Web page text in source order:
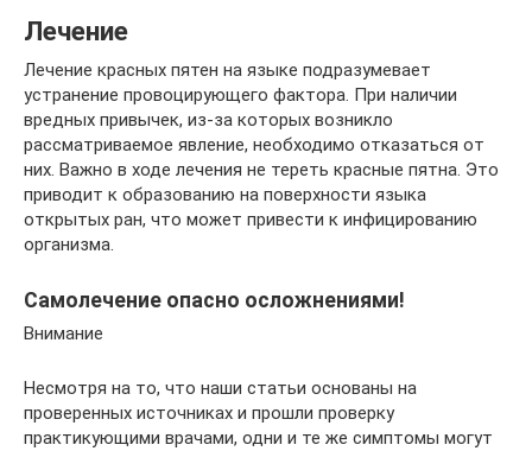
Лечение
Лечение красных пятен на языке подразумевает
устранение провоцирующего фактора. При наличии
вредных привычек, из-за которых возникло
рассматриваемое явление, необходимо отказаться от
них. Важно в ходе лечения не тереть красные пятна. Это
приводит к образованию на поверхности языка
открытых ран, что может привести к инфицированию
организма.
Самолечение опасно осложнениями!
Внимание
Несмотря на то, что наши статьи основаны на
проверенных источниках и прошли проверку
практикующими врачами, одни и те же симптомы могут